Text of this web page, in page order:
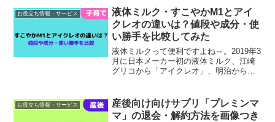
す。「冷え」というと寒い冬の時期だけ
気をつければ良いと思われが...
お役立ち情報・サービス
液体ミルク・すこやかM1とアイ
クレオの違いは？値段や成分・使
い勝手を比較してみた
液体ミルクって便利ですよね～。2019年3
月に日本メーカー初の液体ミルク、江崎
グリコから「アイクレオ」、明治から
うときにも大活躍と話題になりました。
雪印ビーンスタークか...
お役立ち情報・サービス
産後向け向けサプリ「プレミンマ
マ」の退会・解約方法を画像つき